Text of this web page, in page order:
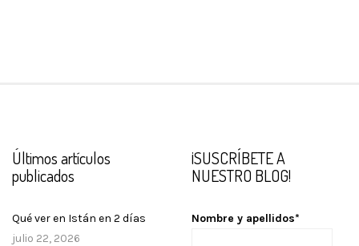
Últimos artículos
publicados
Qué ver en Istán en 2 días
julio 22, 2026
¡SUSCRÍBETE A
NUESTRO BLOG!
Nombre y apellidos*